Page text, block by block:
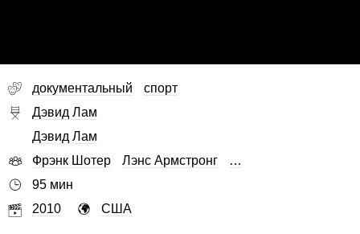
документальный
спорт
Дэвид Лам
Дэвид Лам
Фрэнк Шотер
Лэнс Армстронг
…
95 мин
2010
США